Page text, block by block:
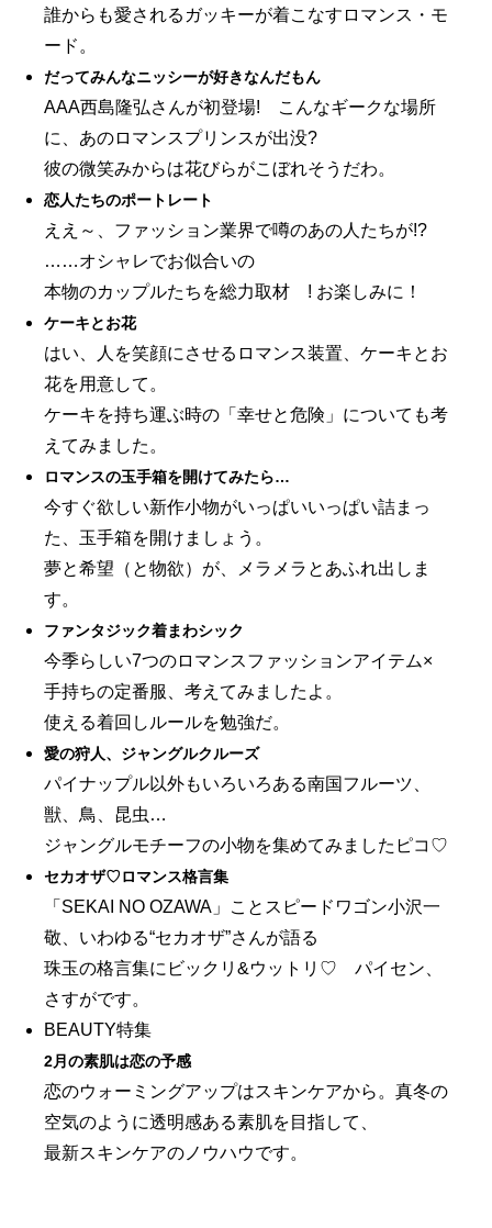
誰からも愛されるガッキーが着こなすロマンス・モ
ード。
だってみんなニッシーが好きなんだもん
AAA西島隆弘さんが初登場! こんなギークな場所
に、あのロマンスプリンスが出没?
彼の微笑みからは花びらがこぼれそうだわ。
恋人たちのポートレート
ええ～、ファッション業界で噂のあの人たちが!?
……オシャレでお似合いの
本物のカップルたちを総力取材 ! お楽しみに！
ケーキとお花
はい、人を笑顔にさせるロマンス装置、ケーキとお
花を用意して。
ケーキを持ち運ぶ時の「幸せと危険」についても考
えてみました。
ロマンスの玉手箱を開けてみたら…
今すぐ欲しい新作小物がいっぱいいっぱい詰まっ
た、玉手箱を開けましょう。
夢と希望（と物欲）が、メラメラとあふれ出しま
す。
ファンタジック着まわシック
今季らしい7つのロマンスファッションアイテム×
手持ちの定番服、考えてみましたよ。
使える着回しルールを勉強だ。
愛の狩人、ジャングルクルーズ
パイナップル以外もいろいろある南国フルーツ、
獣、鳥、昆虫…
ジャングルモチーフの小物を集めてみましたピコ♡
セカオザ♡ロマンス格言集
「SEKAI NO OZAWA」ことスピードワゴン小沢一
敬、いわゆる“セカオザ”さんが語る
珠玉の格言集にビックリ&ウットリ♡ パイセン、
さすがです。
BEAUTY特集
2月の素肌は恋の予感
恋のウォーミングアップはスキンケアから。真冬の
空気のように透明感ある素肌を目指して、
最新スキンケアのノウハウです。